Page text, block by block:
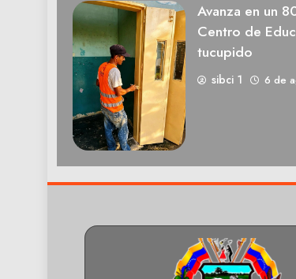
Avanza en un
Centro de
tucupido
sibci 1 6 de